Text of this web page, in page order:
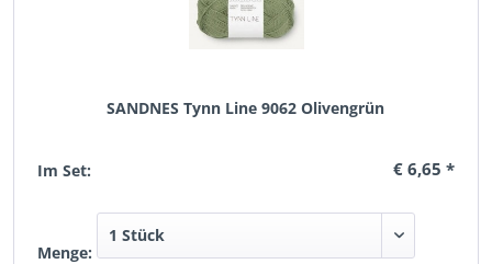
SANDNES Tynn Line 9062 Olivengrün
Im Set: € 6,65 *
Menge: